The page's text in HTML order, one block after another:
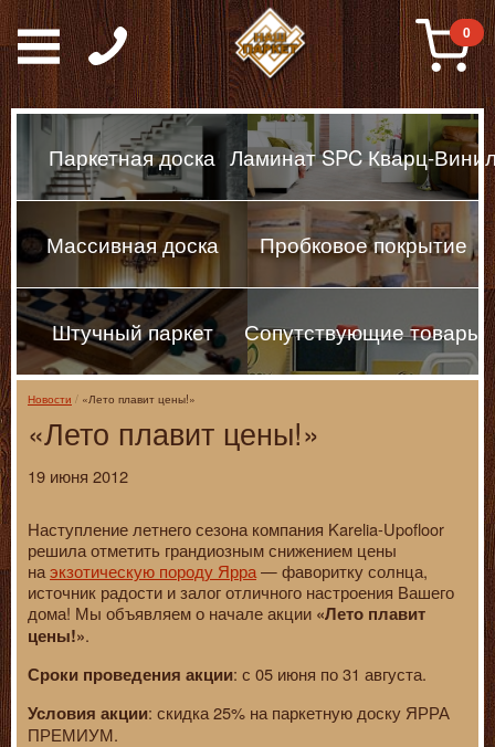
Паркет, Штучный
0
Паркетная доска Ламинат SPC Кварц-
Массивная доска Пробковое покрытие
Штучный паркет Сопутствующие товары
Новости «Лето плавит цены!»
«Лето плавит цены!»
19 июня 2012
Наступление летнего сезона компания Karelia-Upofloor
решила отметить грандиозным снижением цены
наэкзотическую породу Ярра— фаворитку солнца,
источник радости и залог отличного настроения Вашего
дома! Мы объявляем о начале акции «Лето плавит
цены!».
Сроки проведения акции: с 05 июня по 31 августа.
Условия акции: скидка 25% на паркетную доску ЯРРА
ПРЕМИУМ.